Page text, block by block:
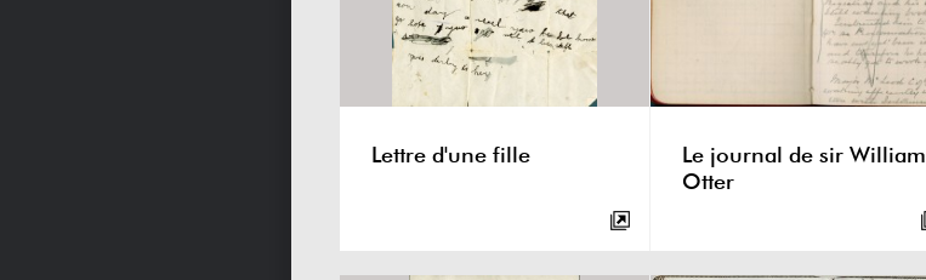
Lettre d'une fille
Le journal de sir William
Otter